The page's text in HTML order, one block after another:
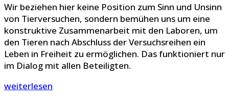
Wir beziehen hier keine Position zum Sinn und Unsinn
von Tierversuchen, sondern bemühen uns um eine
konstruktive Zusammenarbeit mit den Laboren, um
den Tieren nach Abschluss der Versuchsreihen ein
Leben in Freiheit zu ermöglichen. Das funktioniert nur
im Dialog mit allen Beteiligten.
weiterlesen